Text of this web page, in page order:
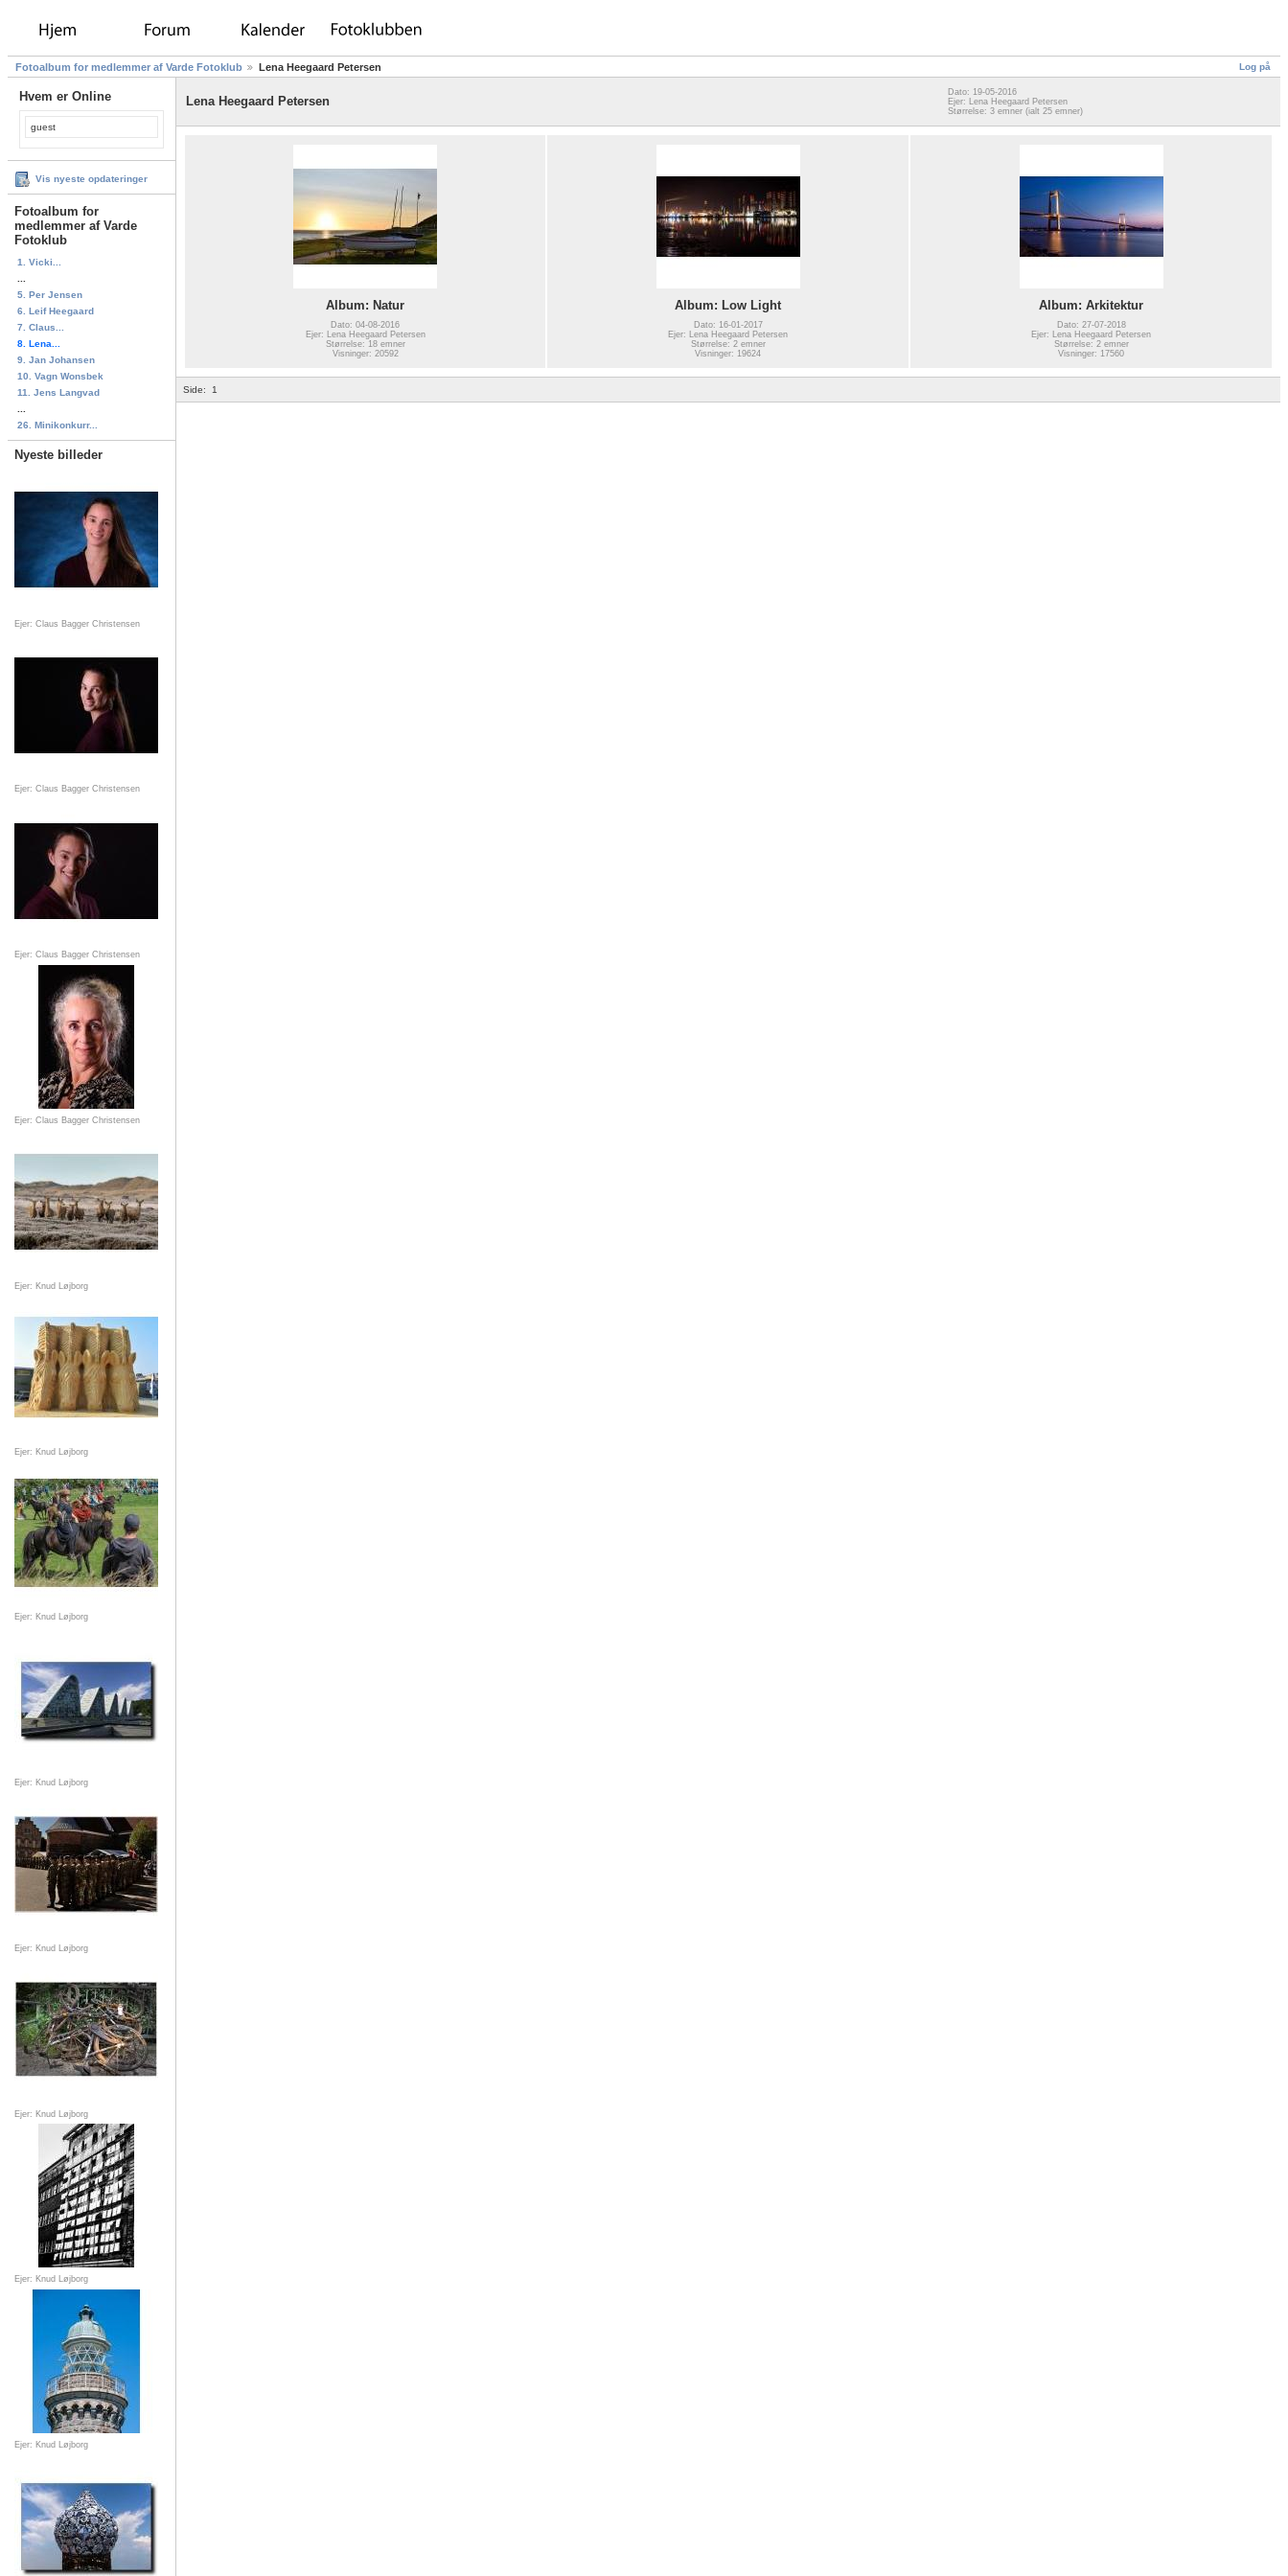
Log på
Fotoalbum for medlemmer af Varde Fotoklub Lena Heegaard Petersen
Hvem er Online
guest
Vis nyeste opdateringer
Fotoalbum for
medlemmer af Varde
Fotoklub
1. Vicki...
5. Per Jensen
6. Leif Heegaard
7. Claus...
8. Lena...
9. Jan Johansen
10. Vagn Wonsbek
11. Jens Langvad
26. Minikonkurr...
Nyeste billeder
Ejer: Claus Bagger Christensen
Ejer: Claus Bagger Christensen
Ejer: Claus Bagger Christensen
Ejer: Claus Bagger Christensen
Ejer: Knud Løjborg
Ejer: Knud Løjborg
Ejer: Knud Løjborg
Ejer: Knud Løjborg
Ejer: Knud Løjborg
Ejer: Knud Løjborg
Ejer: Knud Løjborg
Ejer: Knud Løjborg
Lena Heegaard Petersen
Dato: 19-05-2016
Ejer: Lena Heegaard Petersen
Størrelse: 3 emner (ialt 25 emner)
Album: Natur
Dato: 04-08-2016
Ejer: Lena Heegaard Petersen
Størrelse: 18 emner
Visninger: 20592
Album: Low Light
Dato: 16-01-2017
Ejer: Lena Heegaard Petersen
Størrelse: 2 emner
Visninger: 19624
Album: Arkitektur
Dato: 27-07-2018
Ejer: Lena Heegaard Petersen
Størrelse: 2 emner
Visninger: 17560
Side: 1